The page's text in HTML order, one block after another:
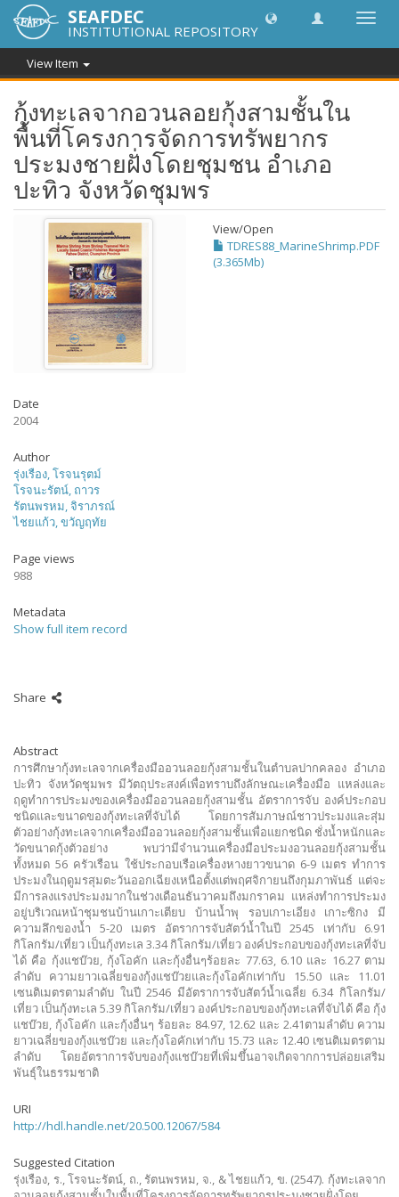
SEAFDEC
INSTITUTIONAL REPOSITORY
View Item
กุ้งทะเลจากอวนลอยกุ้งสามชั้นใน
พื้นที่โครงการจัดการทรัพยากร
ประมงชายฝั่งโดยชุมชน อำเภอ
ปะทิว จังหวัดชุมพร
View/Open
TDRES88_MarineShrimp.PDF
(3.365Mb)
Date
2004
Author
รุ่งเรือง, โรจนรุตม์
โรจนะรัตน์, ถาวร
รัตนพรหม, จิราภรณ์
ไชยแก้ว, ขวัญฤทัย
Page views
988
Metadata
Show full item record
Share
Abstract
การศึกษากุ้งทะเลจากเครื่องมืออวนลอยกุ้งสามชั้นในตำบลปากคลอง อำเภอ
ปะทิว จังหวัดชุมพร มีวัตถุประสงค์เพื่อทราบถึงลักษณะเครื่องมือ แหล่งและ
ฤดูทำการประมงของเครื่องมืออวนลอยกุ้งสามชั้น อัตราการจับ องค์ประกอบ
ชนิดและขนาดของกุ้งทะเลที่จับได้ โดยการสัมภาษณ์ชาวประมงและสุ่ม
ตัวอย่างกุ้งทะเลจากเครื่องมืออวนลอยกุ้งสามชั้นเพื่อแยกชนิด ชั่งน้ำหนักและ
วัดขนาดกุ้งตัวอย่าง พบว่ามีจำนวนเครื่องมือประมงอวนลอยกุ้งสามชั้น
ทั้งหมด 56 ครัวเรือน ใช้ประกอบเรือเครื่องหางยาวขนาด 6-9 เมตร ทำการ
ประมงในฤดูมรสุมตะวันออกเฉียงเหนือตั้งแต่พฤศจิกายนถึงกุมภาพันธ์ แต่จะ
มีการลงแรงประมงมากในช่วงเดือนธันวาคมถึงมกราคม แหล่งทำการประมง
อยู่บริเวณหน้าชุมชนบ้านเกาะเตียบ บ้านน้ำพุ รอบเกาะเอียง เกาะซิกง มี
ความลึกของน้ำ 5-20 เมตร อัตราการจับสัตว์น้ำในปี 2545 เท่ากับ 6.91
กิโลกรัม/เที่ยว เป็นกุ้งทะเล 3.34 กิโลกรัม/เที่ยว องค์ประกอบของกุ้งทะเลที่จับ
ได้ คือ กุ้งแชบ๊วย, กุ้งโอคัก และกุ้งอื่นๆร้อยละ 77.63, 6.10 และ 16.27 ตาม
ลำดับ ความยาวเฉลี่ยของกุ้งแชบ๊วยและกุ้งโอคักเท่ากับ 15.50 และ 11.01
เซนติเมตรตามลำดับ ในปี 2546 มีอัตราการจับสัตว์น้ำเฉลี่ย 6.34 กิโลกรัม/
เที่ยว เป็นกุ้งทะเล 5.39 กิโลกรัม/เที่ยว องค์ประกอบของกุ้งทะเลที่จับได้ คือ กุ้ง
แชบ๊วย, กุ้งโอคัก และกุ้งอื่นๆ ร้อยละ 84.97, 12.62 และ 2.41ตามลำดับ ความ
ยาวเฉลี่ยของกุ้งแชบ๊วย และกุ้งโอคักเท่ากับ 15.73 และ 12.40 เซนติเมตรตาม
ลำดับ โดยอัตราการจับของกุ้งแชบ๊วยที่เพิ่มขึ้นอาจเกิดจากการปล่อยเสริม
พันธุ์ในธรรมชาติ
URI
http://hdl.handle.net/20.500.12067/584
Suggested Citation
รุ่งเรือง, ร., โรจนะรัตน์, ถ., รัตนพรหม, จ., & ไชยแก้ว, ข. (2547). กุ้งทะเลจาก